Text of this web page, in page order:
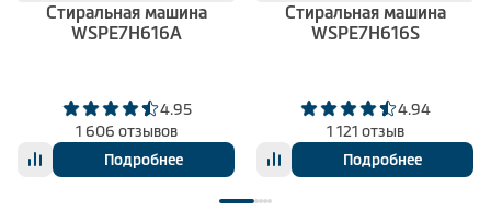
Стиральная машина
WSPE7H616A
4.95
1 606 отзывов
Подробнее
Стиральная машина
WSPE7H616S
4.94
1 121 отзыв
Подробнее